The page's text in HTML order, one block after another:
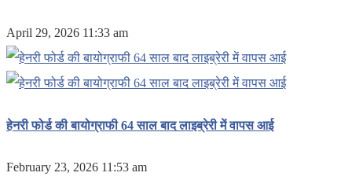
April 29, 2026 11:33 am
हेनरी फोर्ड की बायोग्राफी 64 साल बाद लाइब्रेरी में वापस आई
February 23, 2026 11:53 am